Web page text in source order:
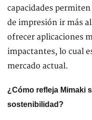
capacidades
de impresión ir más
ofrecer aplicaciones
impactantes, lo cual
mercado actual.
¿Cómo refleja Mimaki
sostenibilidad?